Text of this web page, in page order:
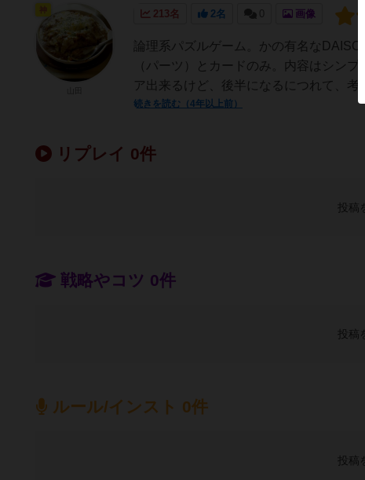
213名 2名 0 画像
論理系パズルゲーム。かの有名な
（パーツ）とカードのみ。内容はシン
ア出来るけど、後半になるにつれて、
続きを読む（4年以上前）
リプレイ 0件
投稿
戦略やコツ 0件
投稿
ルール/インスト 0件
投稿